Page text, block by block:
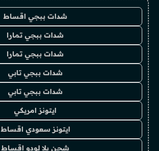
شدات ببجي اقساط
شدات ببجي تمارا
شدات ببجي تمارا
شدات ببجي تابي
شدات ببجي تابي
ايتونز امريكي
ايتونز سعودي اقساط
شحن يلا لودو اقساط